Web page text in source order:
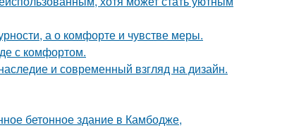
а о комфорте и чувстве меры.
с комфортом.
и современный взгляд на дизайн.
бетонное здание в Камбодже,